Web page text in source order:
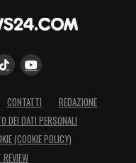
CONTATTI
REDAZIONE
DEI DATI PERSONALI
(COOKIE POLICY)